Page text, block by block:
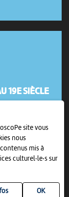
site vous
nous
mis à
culturel·le·s sur
19E SIÈCLE